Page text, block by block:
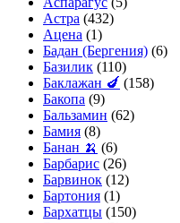
Астра (432)
Ацена (1)
Бадан (Бергения) (6)
Базилик (110)
Баклажан 🍆 (158)
Бакопа (9)
Бальзамин (62)
Бамия (8)
Банан 🍌 (6)
Барбарис (26)
Барвинок (12)
Бартония (1)
Бархатцы (150)